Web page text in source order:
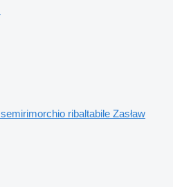
semirimorchio ribaltabile Zasław